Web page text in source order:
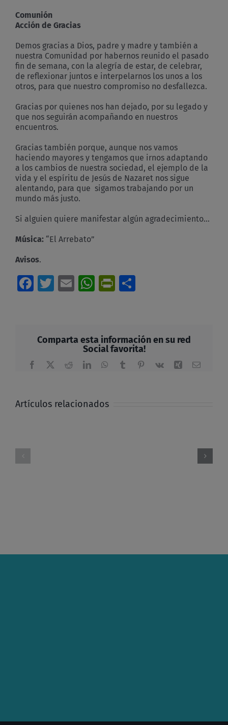
Comunión
Acción de Gracias
Demos gracias a Dios, padre y madre y también a
nuestra Comunidad por habernos reunido el pasado
fin de semana, con la alegría de estar, de celebrar,
de reflexionar juntos e interpelarnos los unos a los
otros, para que nuestro compromiso no desfallezca.
Gracias por quienes nos han dejado, por su legado y
que nos seguirán acompañando en nuestros
encuentros.
Gracias también porque, aunque nos vamos
haciendo mayores y tengamos que irnos adaptando
a los cambios de nuestra sociedad, el ejemplo de la
vida y el espíritu de Jesús de Nazaret nos sigue
alentando, para que sigamos trabajando por un
mundo más justo.
Si alguien quiere manifestar algún agradecimiento…
Música: “El Arrebato”
Avisos.
Facebook
Twitter
EmailWhatsApp
PrintFriendly
Comparta esta información en su red
Social favorita!
Facebook RedditLinkedInWhatsApp
Tumblr Pinterest
Vk Xing Correo
Artículos relacionados